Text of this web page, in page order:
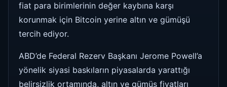
fiat para birimlerinin değer kaybına karşı
korunmak için Bitcoin yerine altın ve gümüşü
tercih ediyor.
ABD’de Federal Rezerv Başkanı Jerome Powell’a
yönelik siyasi baskıların piyasalarda yarattığı
belirsizlik ortamında, altın ve gümüş fiyatları